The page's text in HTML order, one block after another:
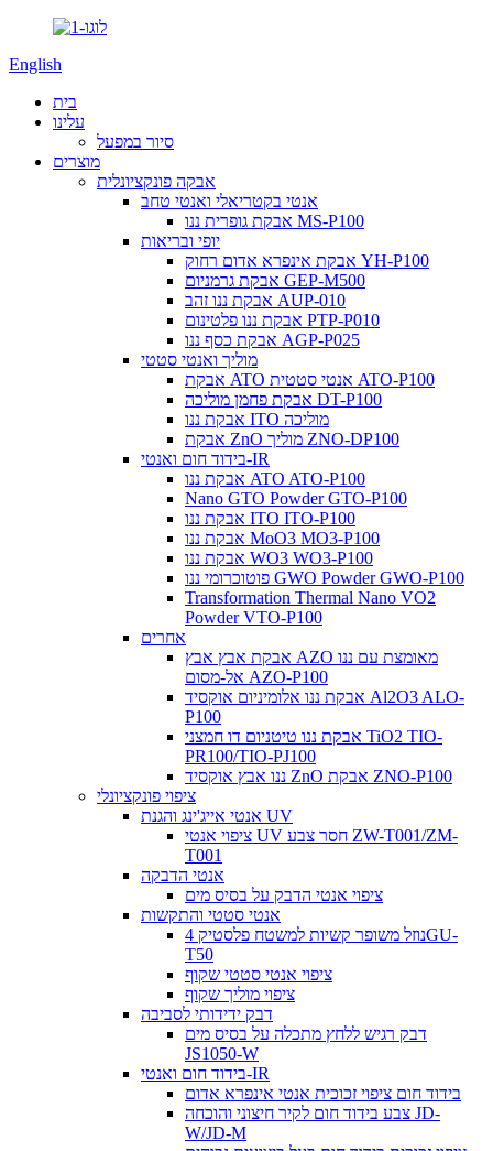
English
בית
עלינו
סיור במפעל
מוצרים
אבקה פונקציונלית
אנטי בקטריאלי ואנטי טחב
אבקת גופרית ננו MS-P100
יופי ובריאות
אבקת אינפרא אדום רחוק YH-P100
אבקת גרמניום GEP-M500
אבקת ננו זהב AUP-010
אבקת ננו פלטינום PTP-P010
אבקת כסף ננו AGP-P025
מוליך ואנטי סטטי
אבקת ATO אנטי סטטית ATO-P100
אבקת פחמן מוליכה DT-P100
אבקת ננו ITO מוליכה
אבקת ZnO מוליך ZNO-DP100
בידוד חום ואנטי-IR
אבקת ננו ATO ATO-P100
Nano GTO Powder GTO-P100
אבקת ננו ITO ITO-P100
אבקת ננו MoO3 MO3-P100
אבקת ננו WO3 WO3-P100
פוטוכרומי ננו GWO Powder GWO-P100
Transformation Thermal Nano VO2
Powder VTO-P100
אחרים
אבקת אבץ אבץ AZO מאומצת עם ננו
אל-מסום AZO-P100
אבקת ננו אלומיניום אוקסיד Al2O3 ALO-
P100
אבקת ננו טיטניום דו חמצני TiO2 TIO-
PR100/TIO-PJ100
ננו אבץ אוקסיד ZnO אבקת ZNO-P100
ציפוי פונקציונלי
אנטי אייג'ינג והגנת UV
ציפוי אנטי UV חסר צבע ZW-T001/ZM-
T001
אנטי הדבקה
ציפוי אנטי הדבק על בסיס מים
אנטי סטטי והתקשות
נוזל משופר קשיות למשטח פלסטיק 4GU-
T50
ציפוי אנטי סטטי שקוף
ציפוי מוליך שקוף
דבק ידידותי לסביבה
דבק רגיש ללחץ מתכלה על בסיס מים
JS1050-W
בידוד חום ואנטי-IR
בידוד חום ציפוי זכוכית אנטי אינפרא אדום
צבע בידוד חום לקיר חיצוני והוכחה JD-
W/JD-M